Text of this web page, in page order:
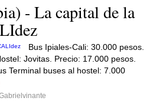
- La capital de la
Bus Ipiales-Cali: 30.000 pesos.
Jovitas. Precio: 17.000 pesos.
Terminal buses al hostel: 7.000